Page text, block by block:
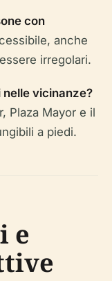
con
anche
irregolari.
nelle vicinanze?
Plaza Mayor e il
a piedi.
e